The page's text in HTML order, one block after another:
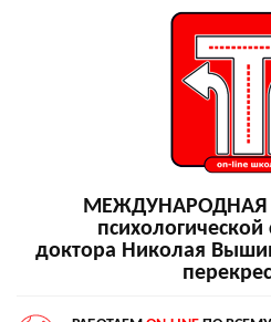
МЕЖДУНАРОДНАЯ
доктора Николая